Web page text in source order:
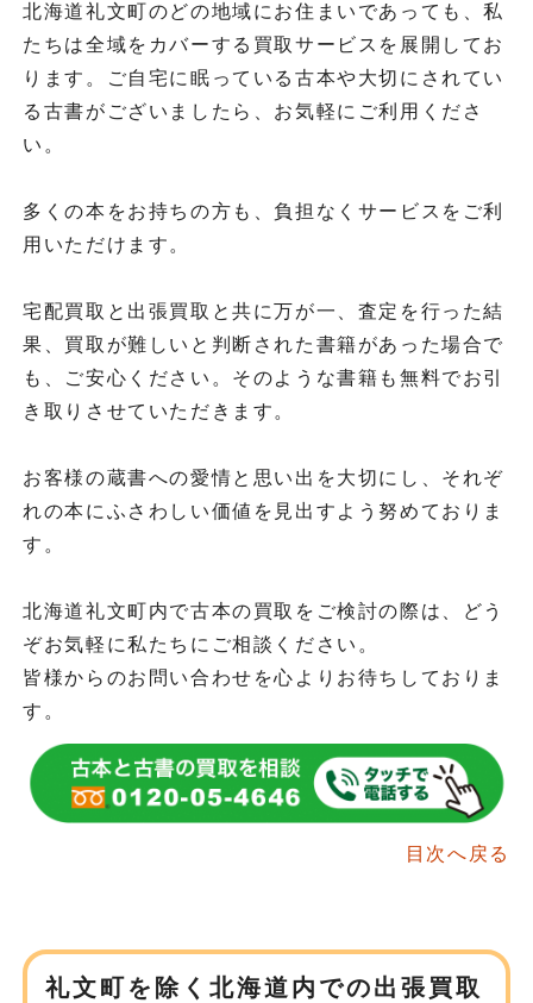
北海道礼文町のどの地域にお住まいであっても、私
たちは全域をカバーする買取サービスを展開してお
ります。ご自宅に眠っている古本や大切にされてい
る古書がございましたら、お気軽にご利用くださ
い。
多くの本をお持ちの方も、負担なくサービスをご利
用いただけます。
宅配買取と出張買取と共に万が一、査定を行った結
果、買取が難しいと判断された書籍があった場合で
も、ご安心ください。そのような書籍も無料でお引
き取りさせていただきます。
お客様の蔵書への愛情と思い出を大切にし、それぞ
れの本にふさわしい価値を見出すよう努めておりま
す。
北海道礼文町内で古本の買取をご検討の際は、どう
ぞお気軽に私たちにご相談ください。
皆様からのお問い合わせを心よりお待ちしておりま
す。
目次へ戻る
礼文町を除く北海道内での出張買取